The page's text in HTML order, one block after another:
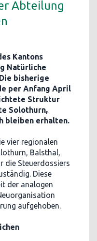
Abteilung
Kantons
Natürliche
bisherige
per Anfang April
Struktur
Solothurn,
bleiben erhalten.
vier regionalen
Balsthal,
die Steuerdossiers
Diese
der analogen
aufgehoben.